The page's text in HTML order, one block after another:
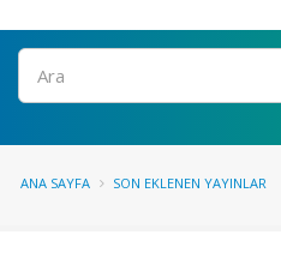
Ara
ANA SAYFA SON EKLENEN YAYINLAR